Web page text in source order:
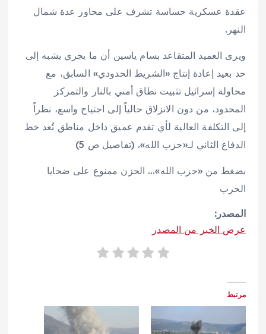
عقدة عسكرية حساسة تشرف على محاور عدة شمال
النهر.
ويرى العميد المتقاعد بسام ياسين أن ما يجري يشبه إلى
حد بعيد إعادة إنتاج «الشريط الحدودي» السابق، مع
محاولة إسرائيل تثبيت نطاق أمني بالنار والتمركز
المحدود، من دون الانزلاق حالياً إلى اجتياح واسع، نظراً
إلى التكلفة العالية لأي تقدم عميق داخل مناطق تُعد خط
الدفاع الثاني لـ«حزب الله». (تفاصيل ص 5)
بضغط من «حزب الله»… الحزن ممنوع على ضحايا
الحرب
المصدر:
عرض الخبر من المصدر
مرتبط